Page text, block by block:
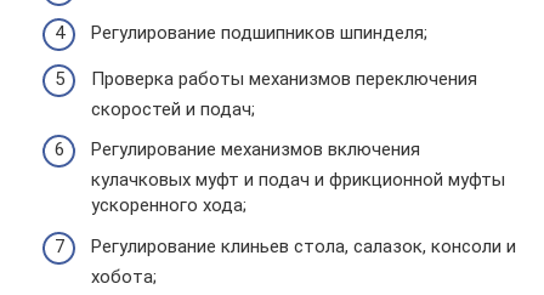
Регулирование подшипников шпинделя;
Проверка работы механизмов переключения
скоростей и подач;
Регулирование механизмов включения
кулачковых муфт и подач и фрикционной муфты
ускоренного хода;
Регулирование клиньев стола, салазок, консоли и
хобота;